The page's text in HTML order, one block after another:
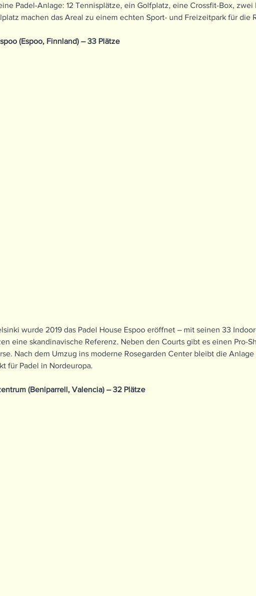
Padel-Anlage: 12 Tennisplätze, ein Golfplatz, eine Crossfit-Box,
machen das Areal zu einem echten Sport- und Freizeitpark für die
(Espoo, Finnland) – 33 Plätze
wurde 2019 das Padel House Espoo eröffnet – mit seinen 33
eine skandinavische Referenz. Neben den Courts gibt es einen Pro-
Nach dem Umzug ins moderne Rosegarden Center bleibt die
für Padel in Nordeuropa.
(Beniparrell, Valencia) – 32 Plätze